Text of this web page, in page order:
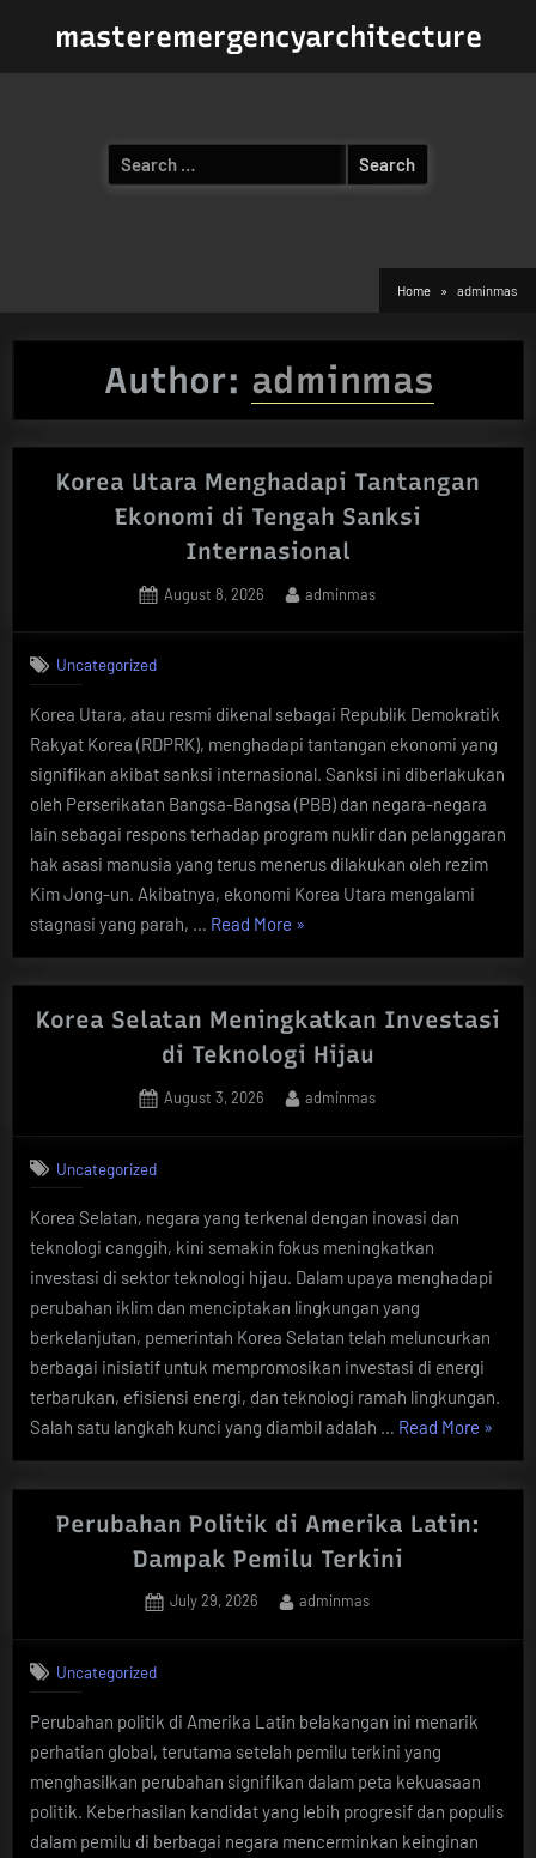
masteremergencyarchitecture
Search
for:
Home adminmas
Author: adminmas
Korea Utara Menghadapi Tantangan
Ekonomi di Tengah Sanksi
Internasional
Posted
August 8, 2026 By
adminmas
Uncategorized
Korea Utara, atau resmi dikenal sebagai Republik Demokratik
Rakyat Korea (RDPRK), menghadapi tantangan ekonomi yang
signifikan akibat sanksi internasional. Sanksi ini diberlakukan
oleh Perserikatan Bangsa-Bangsa (PBB) dan negara-negara
lain sebagai respons terhadap program nuklir dan pelanggaran
hak asasi manusia yang terus menerus dilakukan oleh rezim
Kim Jong-un. Akibatnya, ekonomi Korea Utara mengalami
stagnasi yang parah, … Read More “Korea
Menghadapi
Tantangan
Ekonomi
di
Tengah
»
Korea Selatan Meningkatkan Investasi
di Teknologi Hijau
Posted
August 3, 2026 By
adminmas
Uncategorized
Korea Selatan, negara yang terkenal dengan inovasi dan
teknologi canggih, kini semakin fokus meningkatkan
investasi di sektor teknologi hijau. Dalam upaya menghadapi
perubahan iklim dan menciptakan lingkungan yang
berkelanjutan, pemerintah Korea Selatan telah meluncurkan
berbagai inisiatif untuk mempromosikan investasi di energi
terbarukan, efisiensi energi, dan teknologi ramah lingkungan.
Salah satu langkah kunci yang diambil adalah … Read More “Korea
»
Perubahan Politik di Amerika Latin:
Dampak Pemilu Terkini
Posted
July 29, 2026 By
adminmas
Uncategorized
Perubahan politik di Amerika Latin belakangan ini menarik
perhatian global, terutama setelah pemilu terkini yang
menghasilkan perubahan signifikan dalam peta kekuasaan
politik. Keberhasilan kandidat yang lebih progresif dan populis
dalam pemilu di berbagai negara mencerminkan keinginan